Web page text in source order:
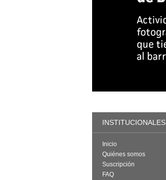
INSTITUCIONALES
Inicio
Quiénes somos
Suscripción
FAQ